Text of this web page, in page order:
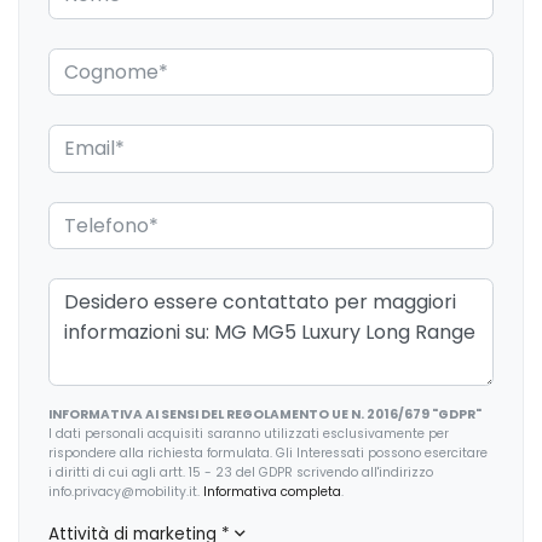
Cavo ricarica batterie
Cerchi in lega
Cinture di sicurezza
Climatizzatore Automatico
Cristalli atermici
Cromature esterne
ESP / Electronic Stability Program
Fari a led
Fari autoadattivi
Fari con accensione automatica
INFORMATIVA AI SENSI DEL REGOLAMENTO UE N. 2016/679 "GDPR"
I dati personali acquisiti saranno utilizzati esclusivamente per
rispondere alla richiesta formulata. Gli Interessati possono esercitare
i diritti di cui agli artt. 15 - 23 del GDPR scrivendo all'indirizzo
info.privacy@mobility.it. Informativa completa.
Attività di marketing *